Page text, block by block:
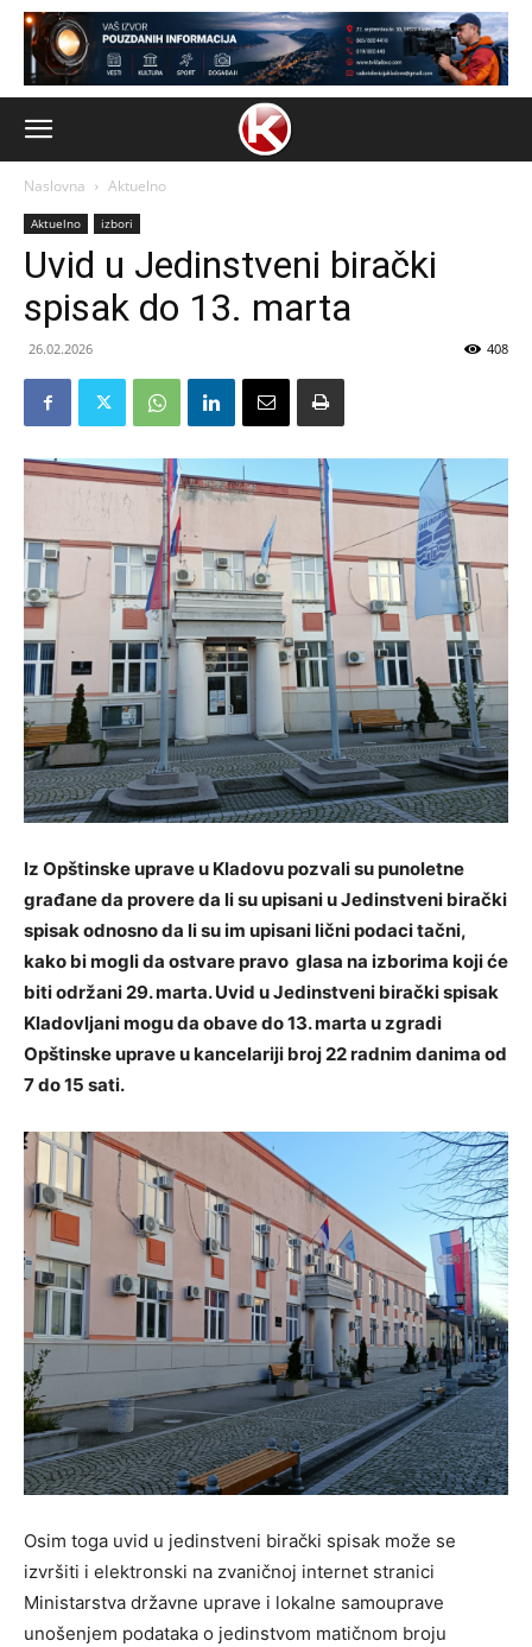
Naslovna Aktuelno
Aktuelno izbori
Uvid u Jedinstveni birački
spisak do 13. marta
26.02.2026 408
Iz Opštinske uprave u Kladovu pozvali su punoletne
građane da provere da li su upisani u Jedinstveni birački
spisak odnosno da li su im upisani lični podaci tačni,
kako bi mogli da ostvare pravo glasa na izborima koji će
biti održani 29. marta. Uvid u Jedinstveni birački spisak
Kladovljani mogu da obave do 13. marta u zgradi
Opštinske uprave u kancelariji broj 22 radnim danima od
7 do 15 sati.
Osim toga uvid u jedinstveni birački spisak može se
izvršiti i elektronski na zvaničnoj internet stranici
Ministarstva državne uprave i lokalne samouprave
unošenjem podataka o jedinstvom matičnom broju